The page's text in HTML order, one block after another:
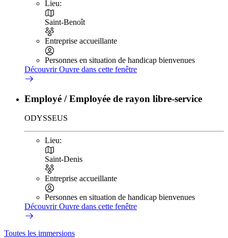
Lieu:
Saint-Benoît
Entreprise accueillante
Personnes en situation de handicap bienvenues
DécouvrirOuvre dans cette fenêtre
Employé / Employée de rayon libre-service
ODYSSEUS
Lieu:
Saint-Denis
Entreprise accueillante
Personnes en situation de handicap bienvenues
DécouvrirOuvre dans cette fenêtre
Toutes les immersions